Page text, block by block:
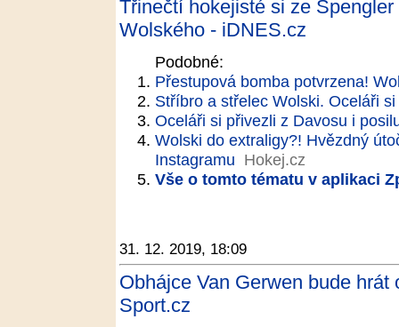
Třinečtí hokejisté si ze
Wolského - iDNES.cz
Podobné:
Přestupová bomba potvrzena!
Stříbro a střelec Wolski. Oceláři
Oceláři si přivezli z Davosu i
Wolski do extraligy?! Hvězdný
Instagramu Hokej.cz
Vše o tomto tématu v aplikaci
31. 12. 2019, 18:09
Obhájce Van Gerwen bude
Sport.cz